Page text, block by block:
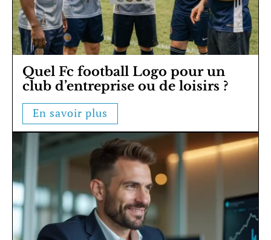
Quel Fc football Logo pour un
club d’entreprise ou de loisirs ?
En savoir plus